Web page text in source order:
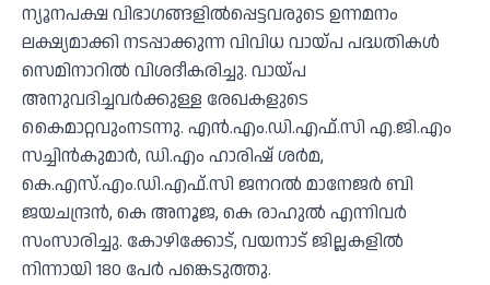
ന്യൂനപക്ഷ വിഭാഗങ്ങളില്‍പ്പെട്ടവരുടെ ഉന്നമനം
ലക്ഷ്യമാക്കി നടപ്പാക്കുന്ന വിവിധ വായ്പ പദ്ധതികള്‍
സെമിനാറില്‍ വിശദീകരിച്ചു. വായ്പ
അനുവദിച്ചവര്‍ക്കുള്ള രേഖകളുടെ
കൈമാറ്റവുംനടന്നു. എന്‍.എം.ഡി.എഫ്.സി എ.ജി.എം
സച്ചിന്‍കുമാര്‍, ഡി.എം ഹാരിഷ് ശര്‍മ,
കെ.എസ്.എം.ഡി.എഫ്.സി ജനറല്‍ മാനേജര്‍ ബി
ജയചന്ദ്രന്‍, കെ അനൂജ, കെ രാഹുല്‍ എന്നിവര്‍
സംസാരിച്ചു. കോഴിക്കോട്, വയനാട് ജില്ലകളില്‍
നിന്നായി 180 പേര്‍ പങ്കെടുത്തു.